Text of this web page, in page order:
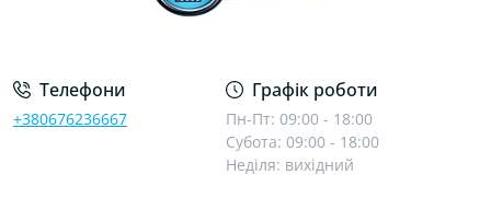
Телефони
+380676236667
Графік роботи
Пн-Пт: 09:00 - 18:00
Субота: 09:00 - 18:00
Неділя: вихідний